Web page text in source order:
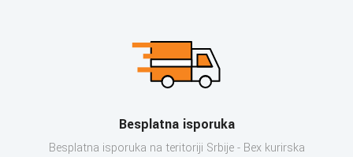
Besplatna isporuka
Besplatna isporuka na teritoriji Srbije - Bex kurirska